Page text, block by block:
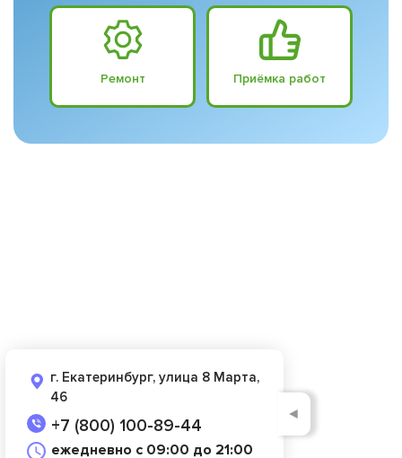
Ремонт Приёмка работ
г. Екатеринбург, улица 8 Марта,
46
+7 (800) 100-89-44
ежедневно с 09:00 до 21:00
◄